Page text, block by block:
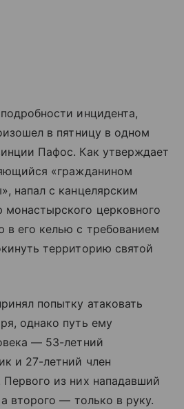
инцидента,
в пятницу в одном
Пафос. Как утверждает
«гражданином
напал с канцелярским
церковного
его келью с требованием
территорию святой
попытку атаковать
однако путь ему
— 53-летний
и 27-летний член
из них нападавший
второго — только в руку.